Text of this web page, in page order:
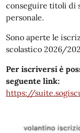
conseguire titoli di
personale.
Sono aperte le
scolastico 2026/
Per iscriversi è
seguente link:
https://